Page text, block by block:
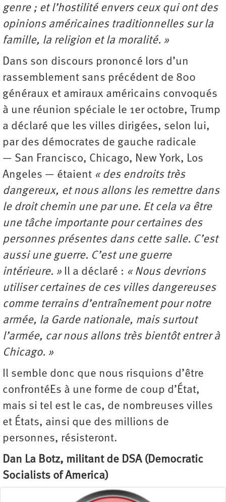
genre ; et l’hostilité envers ceux qui ont des
opinions américaines traditionnelles sur la
famille, la religion et la moralité. »
Dans son discours prononcé lors d’un
rassemblement sans précédent de 800
généraux et amiraux américains convoqués
à une réunion spéciale le 1er octobre, Trump
a déclaré que les villes dirigées, selon lui,
par des démocrates de gauche radicale
— San Francisco, Chicago, New York, Los
Angeles — étaient « des endroits très
dangereux, et nous allons les remettre dans
le droit chemin une par une. Et cela va être
une tâche importante pour certaines des
personnes présentes dans cette salle. C’est
aussi une guerre. C’est une guerre
intérieure. » Il a déclaré : « Nous devrions
utiliser certaines de ces villes dangereuses
comme terrains d’entraînement pour notre
armée, la Garde nationale, mais surtout
l’armée, car nous allons très bientôt entrer à
Chicago. »
Il semble donc que nous risquions d’être
confrontéEs à une forme de coup d’État,
mais si tel est le cas, de nombreuses villes
et États, ainsi que des millions de
personnes, résisteront.
Dan La Botz, militant de DSA (Democratic
Socialists of America)